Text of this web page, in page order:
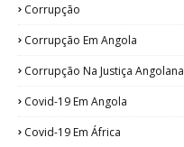
Corrupção
Corrupção Em Angola
Corrupção Na Justiça Angolana
Covid-19 Em Angola
Covid-19 Em África